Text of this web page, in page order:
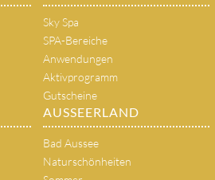
Sky Spa
SPA-Bereiche
Anwendungen
Aktivprogramm
Gutscheine
AUSSEERLAND
Bad Aussee
Naturschönheiten